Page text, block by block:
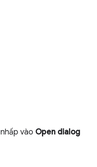
vào Open dialog